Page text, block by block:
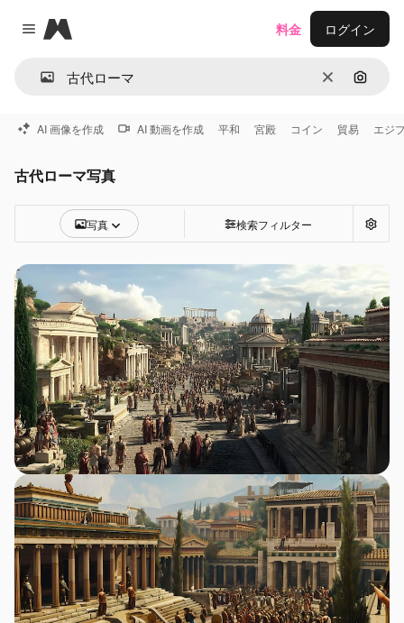
Close menu
Magnific
消去 画像で
料金 ログイン
AI 画像を作成 AI 動画を作成 平和 宮殿 コイン 貿易 エジ
古代ローマ写真
写真 検索フィルター